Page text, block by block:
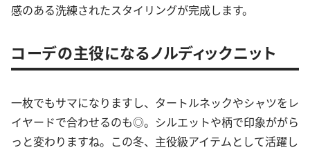
感のある洗練されたスタイリングが完成します。
コーデの主役になるノルディックニット
一枚でもサマになりますし、タートルネックやシャツをレ
イヤードで合わせるのも◎。シルエットや柄で印象ががら
っと変わりますね。この冬、主役級アイテムとして活躍し